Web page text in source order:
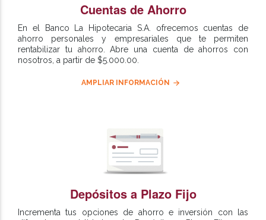
Cuentas de Ahorro
En el Banco La Hipotecaria S.A. ofrecemos cuentas de
ahorro personales y empresariales que te permiten
rentabilizar tu ahorro. Abre una cuenta de ahorros con
nosotros, a partir de $5.000.00.
AMPLIAR INFORMACIÓN
Depósitos a Plazo Fijo
Incrementa tus opciones de ahorro e inversión con las